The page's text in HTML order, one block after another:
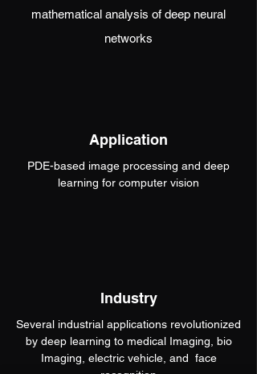
mathematical analysis of deep neural
networks
Application
PDE-based image processing and deep
learning for computer vision
Industry
Several industrial applications revolutionized
by deep learning to medical Imaging, bio
Imaging, electric vehicle, and face